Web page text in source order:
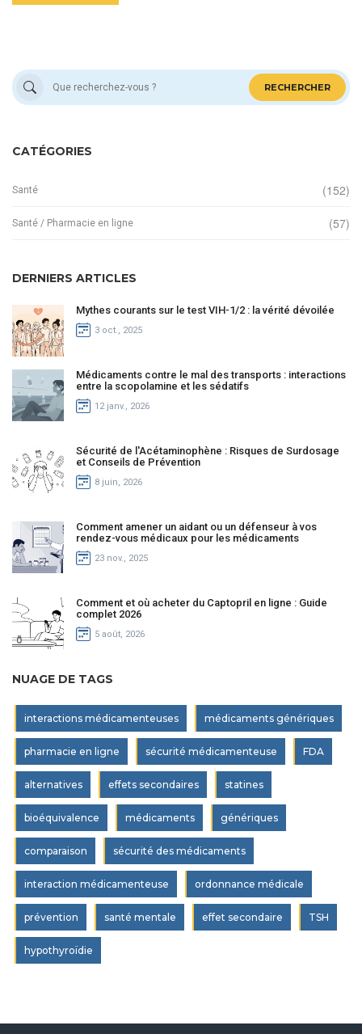
RECHERCHER
CATÉGORIES
Santé (152)
Santé / Pharmacie en ligne (57)
DERNIERS ARTICLES
Mythes courants sur le test VIH-1/2 : la vérité dévoilée
3 oct., 2025
Médicaments contre le mal des transports : interactions
entre la scopolamine et les sédatifs
12 janv., 2026
Sécurité de l'Acétaminophène : Risques de Surdosage
et Conseils de Prévention
8 juin, 2026
Comment amener un aidant ou un défenseur à vos
rendez-vous médicaux pour les médicaments
23 nov., 2025
Comment et où acheter du Captopril en ligne : Guide
complet 2026
5 août, 2026
NUAGE DE TAGS
interactions médicamenteuses médicaments génériques
pharmacie en ligne sécurité médicamenteuse FDA
alternatives effets secondaires statines
bioéquivalence médicaments génériques
comparaison sécurité des médicaments
interaction médicamenteuse ordonnance médicale
prévention santé mentale effet secondaire TSH
hypothyroïdie